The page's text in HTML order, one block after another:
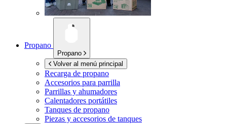
Propano
Propano
Volver al menú principal
Recarga de propano
Accesorios para parrilla
Parrillas y ahumadores
Calentadores portátiles
Tanques de propano
Piezas y accesorios de tanques